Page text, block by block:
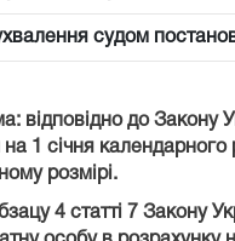
судом
відповідно до Закону
1 січня календарного
розмірі.
4 статті 7 Закону